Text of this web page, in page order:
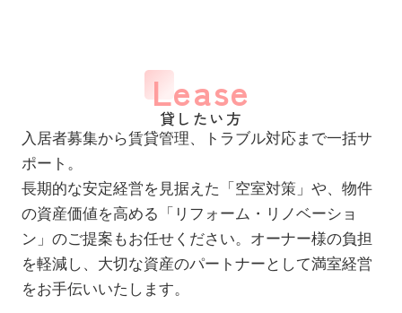
Lease
貸したい方
入居者募集から賃貸管理、トラブル対応まで一括サ
ポート。
長期的な安定経営を見据えた「空室対策」や、物件
の資産価値を高める「リフォーム・リノベーショ
ン」のご提案もお任せください。オーナー様の負担
を軽減し、大切な資産のパートナーとして満室経営
をお手伝いいたします。